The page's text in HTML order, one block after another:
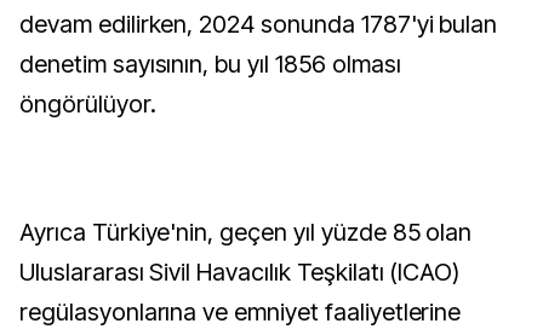
devam edilirken, 2024 sonunda 1787'yi bulan
denetim sayısının, bu yıl 1856 olması
öngörülüyor.
Ayrıca Türkiye'nin, geçen yıl yüzde 85 olan
Uluslararası Sivil Havacılık Teşkilatı (ICAO)
regülasyonlarına ve emniyet faaliyetlerine